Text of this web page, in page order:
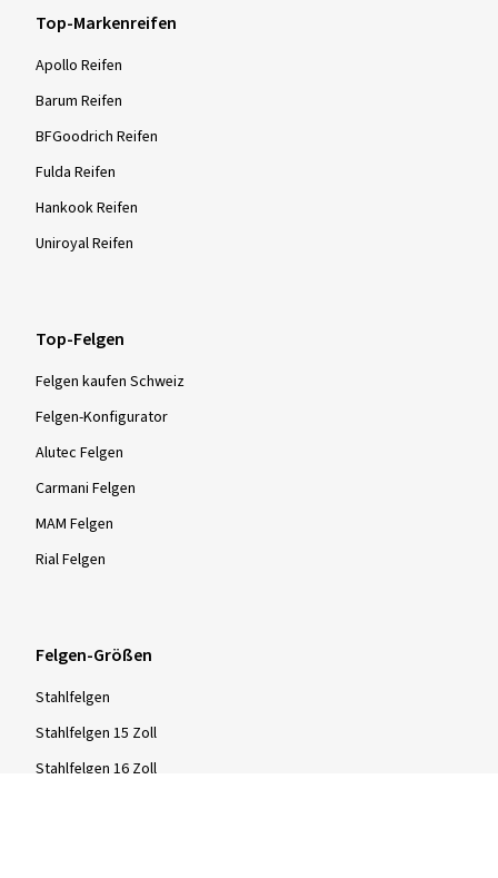
Top-Markenreifen
Apollo Reifen
Barum Reifen
BFGoodrich Reifen
Fulda Reifen
Hankook Reifen
Uniroyal Reifen
Top-Felgen
Felgen kaufen Schweiz
Felgen-Konfigurator
Alutec Felgen
Carmani Felgen
MAM Felgen
Rial Felgen
Felgen-Größen
Stahlfelgen
Stahlfelgen 15 Zoll
Stahlfelgen 16 Zoll